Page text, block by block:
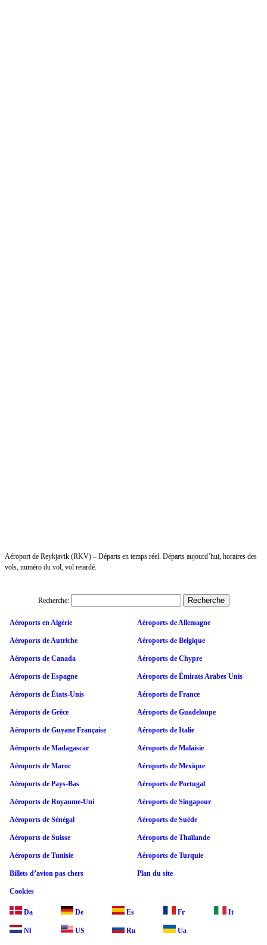
Aéroport de Reykjavik (RKV) – Départs en temps réel. Départs aujourd’hui, horaires des
vols, numéro du vol, vol retardé.
Recherche:
Aéroports en Algérie Aéroports de Allemagne
Aéroports de Autriche Aéroports de Belgique
Aéroports de Canada Aéroports de Chypre
Aéroports de Espagne Aéroports de Émirats Arabes Unis
Aéroports de États-Unis Aéroports de France
Aéroports de Grèce Aéroports de Guadeloupe
Aéroports de Guyane Française Aéroports de Italie
Aéroports de Madagascar Aéroports de Malaisie
Aéroports de Maroc Aéroports de Mexique
Aéroports de Pays-Bas Aéroports de Portugal
Aéroports de Royaume-Uni Aéroports de Singapour
Aéroports de Sénégal Aéroports de Suède
Aéroports de Suisse Aéroports de Thaïlande
Aéroports de Tunisie Aéroports de Turquie
Billets d’avion pas chers Plan du site
Cookies
Da De Es Fr It
Nl US Ru Ua